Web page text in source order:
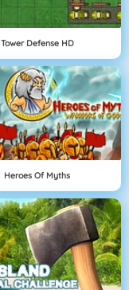
Tower Defense HD
Heroes Of Myths